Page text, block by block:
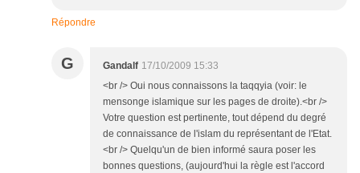
Répondre
G Gandalf 17/10/2009 15:33
<br /> Oui nous connaissons la taqqyia (voir: le
mensonge islamique sur les pages de droite).<br />
Votre question est pertinente, tout dépend du degré
de connaissance de l'islam du représentant de l'Etat.
<br /> Quelqu'un de bien informé saura poser les
bonnes questions, (aujourd'hui la règle est l'accord